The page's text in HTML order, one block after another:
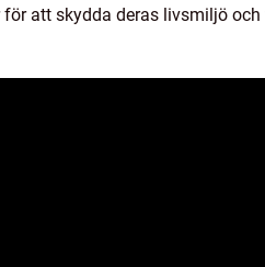
att skydda deras livsmiljö